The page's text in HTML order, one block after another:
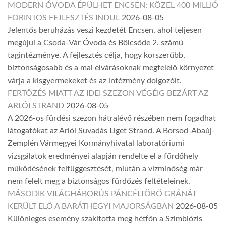
MODERN ÓVODA ÉPÜLHET ENCSEN: KÖZEL 400 MILLIÓ
FORINTOS FEJLESZTÉS INDUL 2026-08-05
Jelentős beruházás veszi kezdetét Encsen, ahol teljesen
megújul a Csoda-Vár Óvoda és Bölcsőde 2. számú
tagintézménye. A fejlesztés célja, hogy korszerűbb,
biztonságosabb és a mai elvárásoknak megfelelő környezet
várja a kisgyermekeket és az intézmény dolgozóit.
FERTŐZÉS MIATT AZ IDEI SZEZON VÉGÉIG BEZÁRT AZ
ARLÓI STRAND 2026-08-05
A 2026-os fürdési szezon hátralévő részében nem fogadhat
látogatókat az Arlói Suvadás Liget Strand. A Borsod-Abaúj-
Zemplén Vármegyei Kormányhivatal laboratóriumi
vizsgálatok eredményei alapján rendelte el a fürdőhely
működésének felfüggesztését, miután a vízminőség már
nem felelt meg a biztonságos fürdőzés feltételeinek.
MÁSODIK VILÁGHÁBORÚS PÁNCÉLTÖRŐ GRÁNÁT
KERÜLT ELŐ A BARÁTHEGYI MAJORSÁGBAN 2026-08-05
Különleges esemény szakította meg hétfőn a Szimbiózis